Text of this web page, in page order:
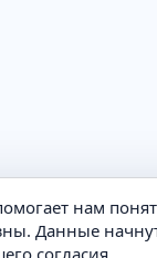
нам
Данные
согласия.